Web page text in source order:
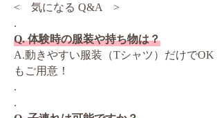
< 気になる Q&A >
.
Q. 体験時の服装や持ち物は？
A.動きやすい服装（Tシャツ）だけでOK
もご用意！
.
.